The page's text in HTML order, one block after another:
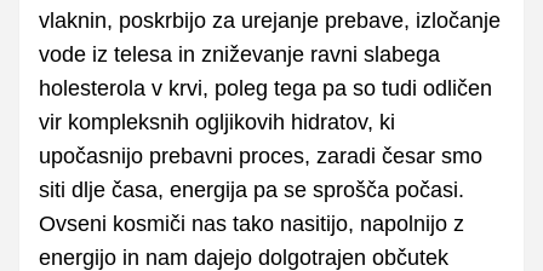
vlaknin, poskrbijo za urejanje prebave, izločanje
vode iz telesa in zniževanje ravni slabega
holesterola v krvi, poleg tega pa so tudi odličen
vir kompleksnih ogljikovih hidratov, ki
upočasnijo prebavni proces, zaradi česar smo
siti dlje časa, energija pa se sprošča počasi.
Ovseni kosmiči nas tako nasitijo, napolnijo z
energijo in nam dajejo dolgotrajen občutek